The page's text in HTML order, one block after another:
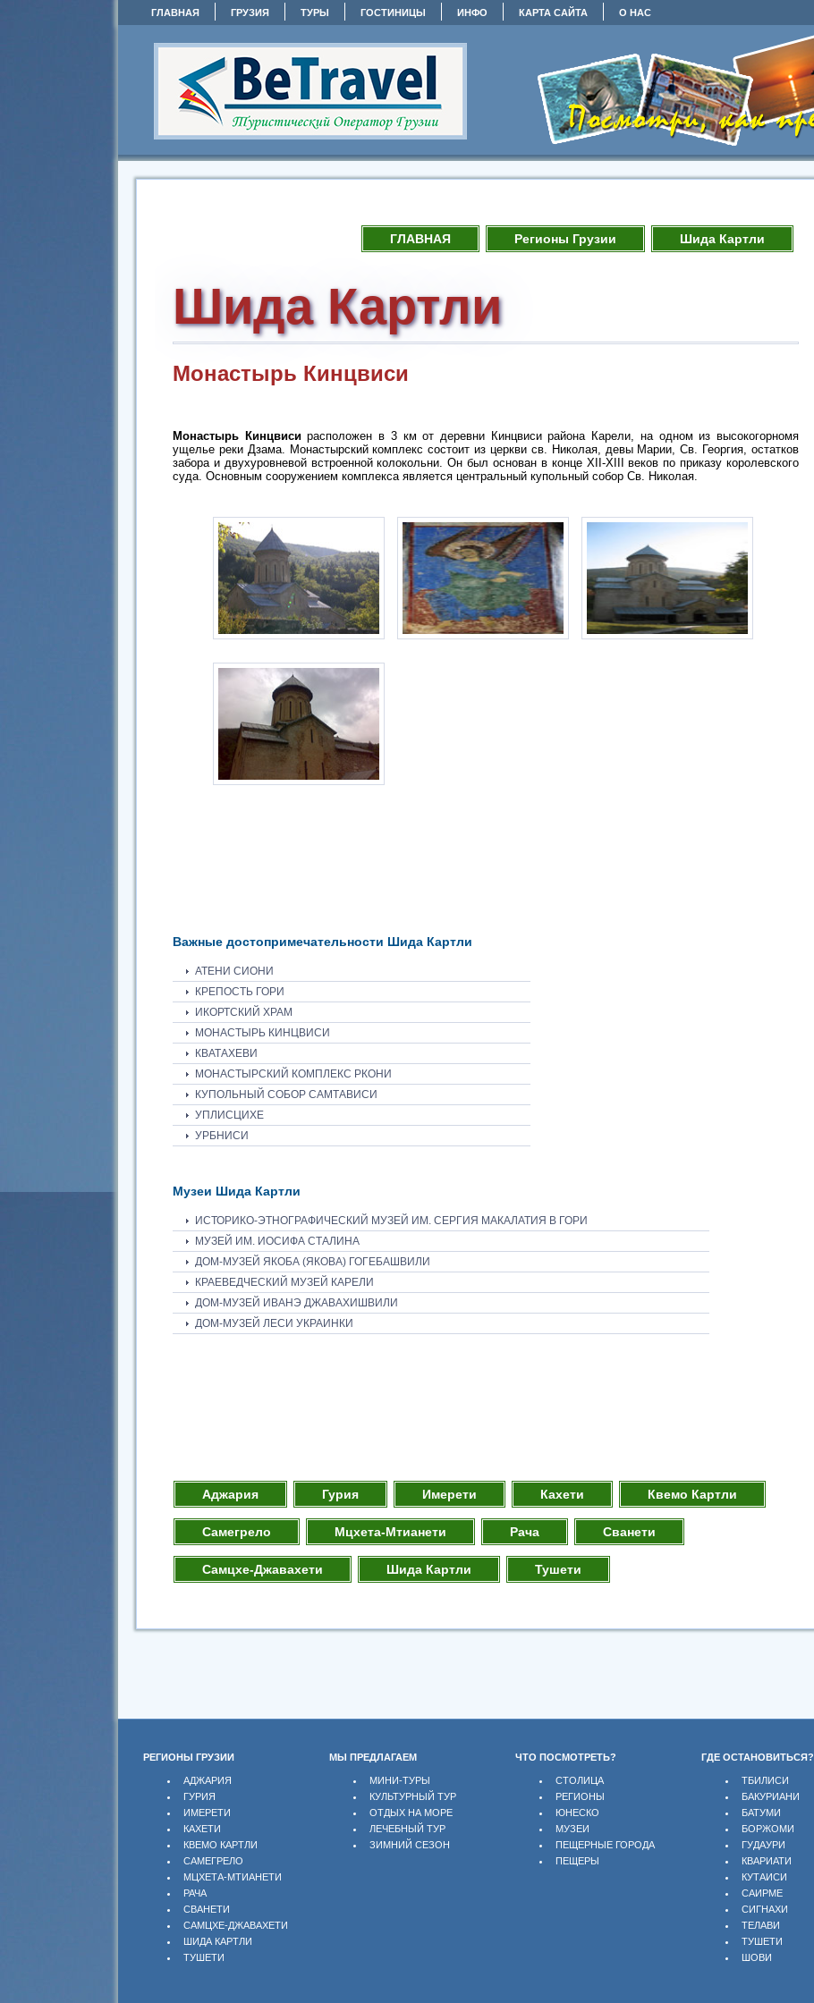
ГЛАВНАЯ ГРУЗИЯ ТУРЫ ГОСТИНИЦЫ ИНФО КАРТА САЙТА О НАС
ГЛАВНАЯ Регионы Грузии Шида Картли
Шида Картли
Монастырь Кинцвиси
Монастырь Кинцвисирасположен в 3 км от деревни Кинцвиси района Карели, на одном из высокогорномя
ущелье реки Дзама. Монастырский комплекс состоит из церкви св. Николая, девы Марии, Св. Георгия, остатков
забора и двухуровневой встроенной колокольни. Он был основан в конце XII-XIII веков по приказу королевского
суда. Основным сооружением комплекса является центральный купольный собор Св. Николая.
Важные достопримечательности Шида Картли
АТЕНИ СИОНИ
КРЕПОСТЬ ГОРИ
ИКОРТСКИЙ ХРАМ
МОНАСТЫРЬ КИНЦВИСИ
КВАТАХЕВИ
МОНАСТЫРСКИЙ КОМПЛЕКС РКОНИ
КУПОЛЬНЫЙ СОБОР САМТАВИСИ
УПЛИСЦИХЕ
УРБНИСИ
Музеи Шида Картли
ИСТОРИКО-ЭТНОГРАФИЧЕСКИЙ МУЗЕЙ ИМ. СЕРГИЯ МАКАЛАТИЯ В ГОРИ
МУЗЕЙ ИМ. ИОСИФА СТАЛИНА
ДОМ-МУЗЕЙ ЯКОБА (ЯКОВА) ГОГЕБАШВИЛИ
КРАЕВЕДЧЕСКИЙ МУЗЕЙ КАРЕЛИ
ДОМ-МУЗЕЙ ИВАНЭ ДЖАВАХИШВИЛИ
ДОМ-МУЗЕЙ ЛЕСИ УКРАИНКИ
Аджария Гурия Имерети Кахети Квемо Картли
Самегрело Мцхета-Мтианети Рача Сванети
Самцхе-Джавахети Шида Картли Тушети
РЕГИОНЫ ГРУЗИИ МЫ ПРЕДЛАГАЕМ ЧТО ПОСМОТРЕТЬ? ГДЕ ОСТАНОВИТЬСЯ?
АДЖАРИЯ
ГУРИЯ
ИМЕРЕТИ
КАХЕТИ
КВЕМО КАРТЛИ
САМЕГРЕЛО
МЦХЕТА-МТИАНЕТИ
РАЧА
СВАНЕТИ
САМЦХЕ-ДЖАВАХЕТИ
ШИДА КАРТЛИ
ТУШЕТИ
МИНИ-ТУРЫ
КУЛЬТУРНЫЙ ТУР
ОТДЫХ НА МОРЕ
ЛЕЧЕБНЫЙ ТУР
ЗИМНИЙ СЕЗОН
СТОЛИЦА
РЕГИОНЫ
ЮНЕСКО
МУЗЕИ
ПЕЩЕРНЫЕ ГОРОДА
ПЕЩЕРЫ
ТБИЛИСИ
БАКУРИАНИ
БАТУМИ
БОРЖОМИ
ГУДАУРИ
КВАРИАТИ
КУТАИСИ
САИРМЕ
СИГНАХИ
ТЕЛАВИ
ТУШЕТИ
ШОВИ